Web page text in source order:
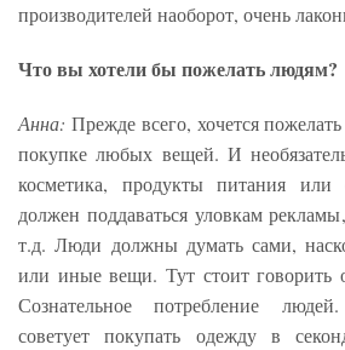
производителей наоборот, очень
Что вы хотели бы пожелать людям?
Анна: Прежде всего, хочется
покупке любых вещей. И
косметика, продукты питания
должен поддаваться уловкам
т.д. Люди должны думать сами,
или иные вещи. Тут стоит говорить
Сознательное потребление
советует покупать одежду в